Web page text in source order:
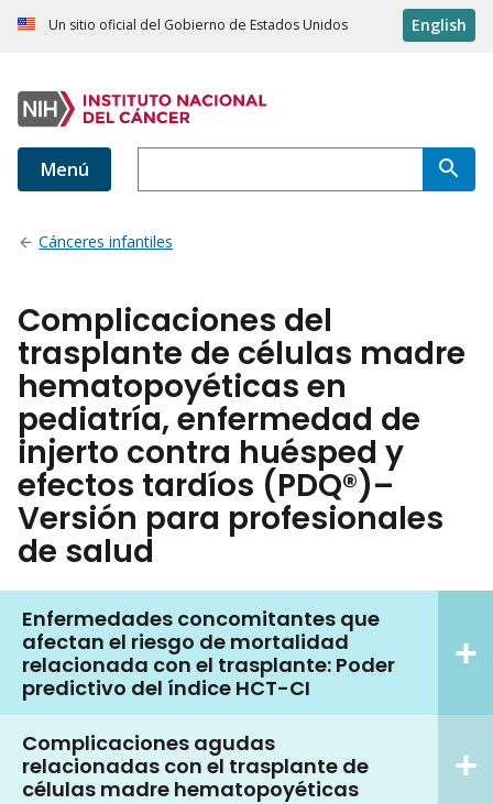
Un sitio oficial del Gobierno de Estados Unidos English
Menú
Cánceres infantiles
Complicaciones del
trasplante de células madre
hematopoyéticas en
pediatría, enfermedad de
injerto contra huésped y
efectos tardíos (PDQ®)–
Versión para profesionales
de salud
Enfermedades concomitantes que
afectan el riesgo de mortalidad
relacionada con el trasplante: Poder
predictivo del índice HCT-CI
Complicaciones agudas
relacionadas con el trasplante de
células madre hematopoyéticas